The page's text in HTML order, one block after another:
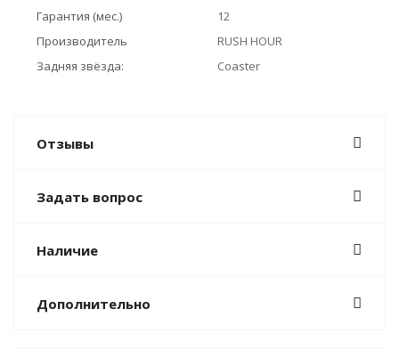
Гарантия (мес.)
12
Производитель
RUSH HOUR
Задняя звёзда:
Coaster
Отзывы
Задать вопрос
Наличие
Дополнительно